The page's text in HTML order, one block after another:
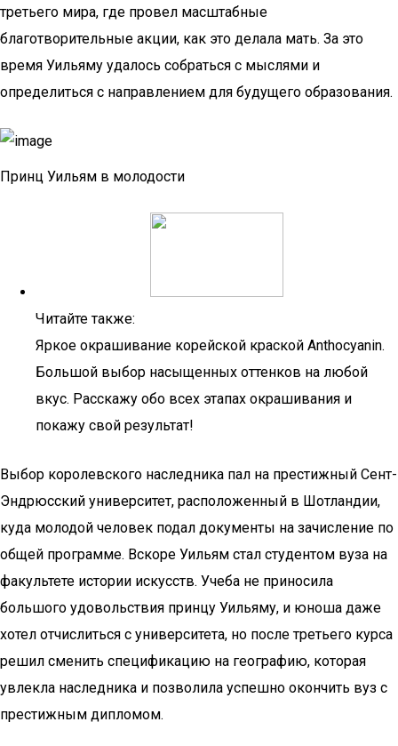
третьего мира, где провел масштабные
благотворительные акции, как это делала мать. За это
время Уильяму удалось собраться с мыслями и
определиться с направлением для будущего образования.
Принц Уильям в молодости
Читайте также:
Яркое окрашивание корейской краской Anthocyanin.
Большой выбор насыщенных оттенков на любой
вкус. Расскажу обо всех этапах окрашивания и
покажу свой результат!
Выбор королевского наследника пал на престижный Сент-
Эндрюсский университет, расположенный в Шотландии,
куда молодой человек подал документы на зачисление по
общей программе. Вскоре Уильям стал студентом вуза на
факультете истории искусств. Учеба не приносила
большого удовольствия принцу Уильяму, и юноша даже
хотел отчислиться с университета, но после третьего курса
решил сменить спецификацию на географию, которая
увлекла наследника и позволила успешно окончить вуз с
престижным дипломом.